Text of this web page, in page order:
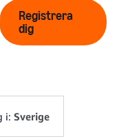
Registrera
dig
i: Sverige